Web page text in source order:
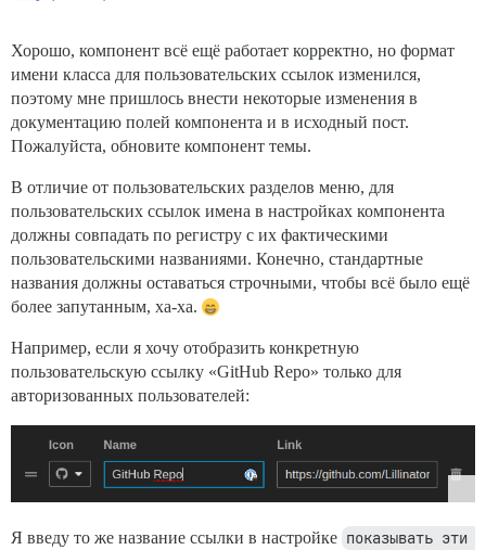
Хорошо, компонент всё ещё работает корректно, но формат
имени класса для пользовательских ссылок изменился,
поэтому мне пришлось внести некоторые изменения в
документацию полей компонента и в исходный пост.
Пожалуйста, обновите компонент темы.
В отличие от пользовательских разделов меню, для
пользовательских ссылок имена в настройках компонента
должны совпадать по регистру с их фактическими
пользовательскими названиями. Конечно, стандартные
названия должны оставаться строчными, чтобы всё было ещё
более запутанным, ха-ха.
Например, если я хочу отобразить конкретную
пользовательскую ссылку «GitHub Repo» только для
авторизованных пользователей:
Я введу то же название ссылки в настройке показывать эти